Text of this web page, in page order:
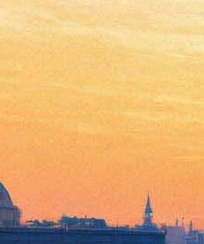
Крупнейшие
устроят день
Ван Гога